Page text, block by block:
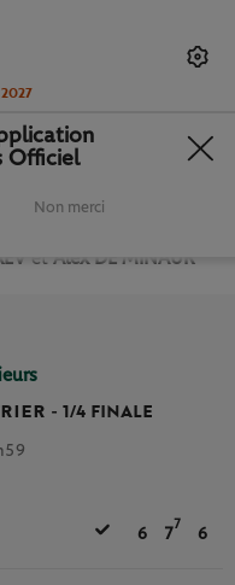
Messieurs Roland
et Alex DE MINAUR
- 1/4 FINALE
6 7
7
6
Officiel
Non merci